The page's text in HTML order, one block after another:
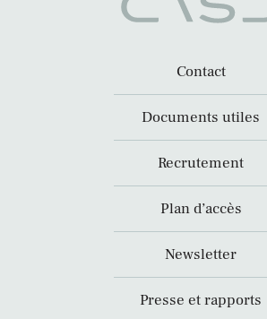
Contact
Documents utiles
Recrutement
Plan d’accès
Newsletter
Presse et rapports